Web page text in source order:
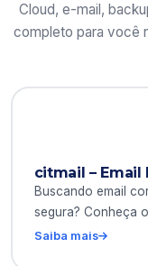
Cloud, e-mail,
completo para você
citmail – Email
Buscando email
segura? Conheça
Saiba mais